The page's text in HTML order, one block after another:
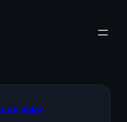
de Valor